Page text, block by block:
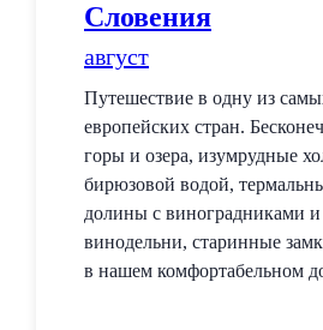
Словения
август
Путешествие в одну из
европейских стран.
горы и озера, изумрудные
бирюзовой водой,
долины с виноградниками и
винодельни, старинные
в нашем комфортабельном